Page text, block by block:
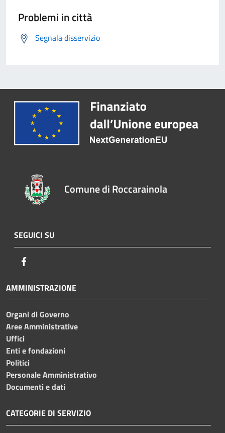
Problemi in città
Segnala disservizio
Comune di Roccarainola
SEGUICI SU
AMMINISTRAZIONE
Organi di Governo
Aree Amministrative
Uffici
Enti e fondazioni
Politici
Personale Amministrativo
Documenti e dati
CATEGORIE DI SERVIZIO